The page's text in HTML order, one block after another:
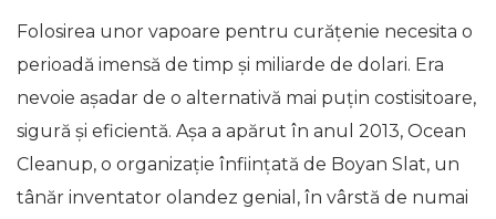
Folosirea unor vapoare pentru curățenie necesita o
perioadă imensă de timp și miliarde de dolari. Era
nevoie așadar de o alternativă mai puțin costisitoare,
sigură și eficientă. Așa a apărut în anul 2013, Ocean
Cleanup, o organizație înființată de Boyan Slat, un
tânăr inventator olandez genial, în vârstă de numai